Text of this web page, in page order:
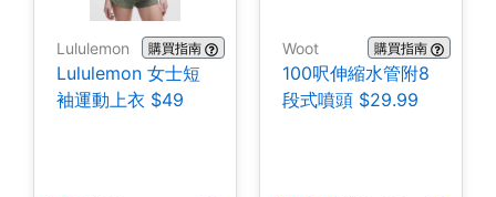
Lululemon 購買指南
Lululemon 女士短
袖運動上衣 $49
Woot 購買指南
100呎伸縮水管附8
段式噴頭 $29.99